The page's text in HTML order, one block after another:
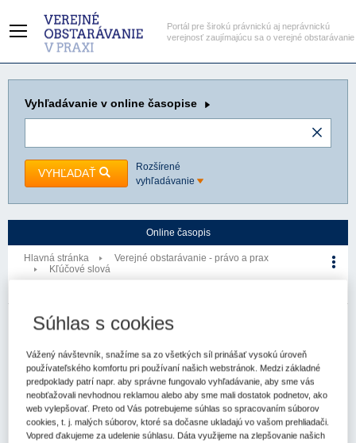
Portál pre širokú právnickú aj neprávnickú
verejnosť zaujímajúcu sa o verejné obstarávanie
Vyhľadávanie v online časopise
VYHĽADAŤ
Rozšírené
vyhľadávanie
Online časopis
Hlavná stránka
Verejné obstarávanie - právo a prax
Kľúčové slová
Verejné obstarávanie - právo a prax
Aktuality
Nulové položky, mimoriadne nízke položky
a chyby v rozpočte pri oceňovaní stavebných
prác?
Súhlas s cookies
Vážený návštevník, snažíme sa zo všetkých síl prinášať vysokú úroveň
používateľského komfortu pri používaní našich webstránok. Medzi základné
predpoklady patrí napr. aby správne fungovalo vyhľadávanie, aby sme vás
neobťažovali nevhodnou reklamou alebo aby sme mali dostatok podnetov, ako
web vylepšovať. Preto od Vás potrebujeme súhlas so spracovaním súborov
cookies, t. j. malých súborov, ktoré sa dočasne ukladajú vo vašom prehliadači.
Vopred ďakujeme za udelenie súhlasu. Dáta využijeme na zlepšovanie našich